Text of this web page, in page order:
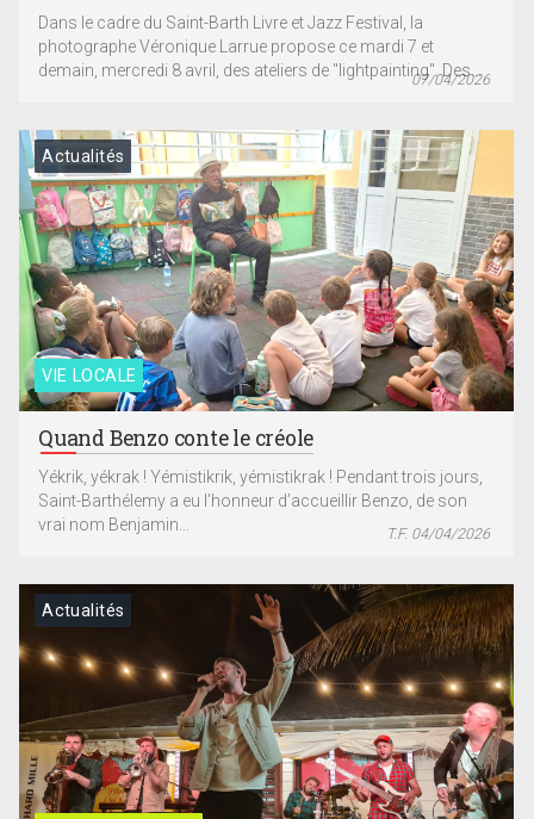
Dans le cadre du Saint-Barth Livre et Jazz Festival, la
photographe Véronique Larrue propose ce mardi 7 et
demain, mercredi 8 avril, des ateliers de "lightpainting". Des...
07/04/2026
VIE LOCALE
Actualités
Quand Benzo conte le créole
Yékrik, yékrak ! Yémistikrik, yémistikrak ! Pendant trois jours,
Saint-Barthélemy a eu l’honneur d’accueillir Benzo, de son
vrai nom Benjamin...
T.F. 04/04/2026
Actualités